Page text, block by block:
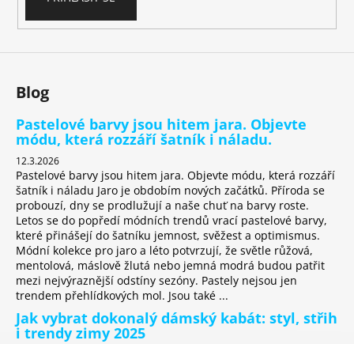
k
v
s
u
Blog
Pastelové barvy jsou hitem jara. Objevte
módu, která rozzáří šatník i náladu.
12.3.2026
Pastelové barvy jsou hitem jara. Objevte módu, která rozzáří
šatník i náladu Jaro je obdobím nových začátků. Příroda se
probouzí, dny se prodlužují a naše chuť na barvy roste.
Letos se do popředí módních trendů vrací pastelové barvy,
které přinášejí do šatníku jemnost, svěžest a optimismus.
Módní kolekce pro jaro a léto potvrzují, že světle růžová,
mentolová, máslově žlutá nebo jemná modrá budou patřit
mezi nejvýraznější odstíny sezóny. Pastely nejsou jen
trendem přehlídkových mol. Jsou také ...
Jak vybrat dokonalý dámský kabát: styl, střih
i trendy zimy 2025